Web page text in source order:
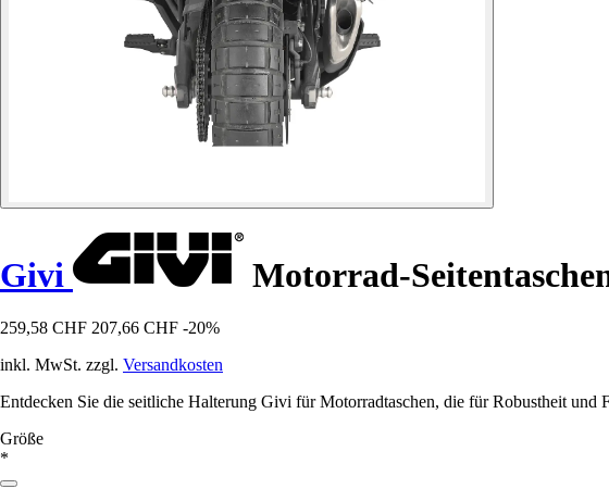
Givi Motorrad-
259,58 CHF 207,66 CHF -20%
inkl. MwSt. zzgl. Versandkosten
Entdecken Sie die seitliche Halterung Givi für Motorradtaschen, die für Robustheit
Größe
*